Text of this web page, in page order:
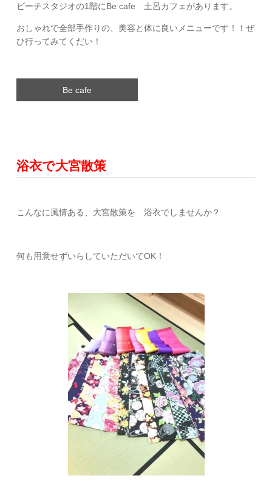
ビーチスタジオの1階にBe cafe 土呂カフェがあります。
おしゃれで全部手作りの、美容と体に良いメニューです！！ぜ
ひ行ってみてくだい！
Be cafe
浴衣で大宮散策
こんなに風情ある、大宮散策を 浴衣でしませんか？
何も用意せずいらしていただいてOK！